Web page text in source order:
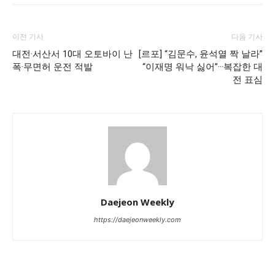
이전 기사
대전·서산서 10대 오토바이 난
폭·무면허 운전 적발
다음 기사
[르포] “김문수, 윤석열 짝 날라”
“이재명 워낙 싫어”···복잡한 대
전 표심
Daejeon Weekly
https://daejeonweekly.com